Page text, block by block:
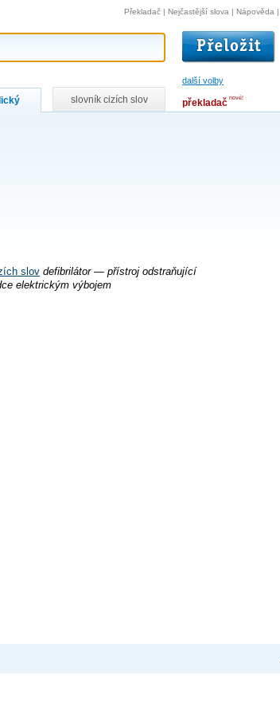
další volby
Překladač | Nejčastější slova | Nápověda |
slovník cizích slov překladač nové!
slov defibrilátor — přístroj odstraňující
elektrickým výbojem